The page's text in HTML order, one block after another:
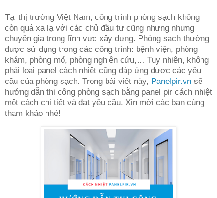
Tại thị trường Việt Nam, công trình phòng sạch không
còn quá xa lạ với các chủ đầu tư cũng nhưng nhưng
chuyên gia trong lĩnh vực xây dựng. Phòng sạch thường
được sử dụng trong các công trình: bệnh viện, phòng
khám, phòng mổ, phòng nghiên cứu,… Tuy nhiên, không
phải loại panel cách nhiệt cũng đáp ứng được các yêu
cầu của phòng sạch. Trong bài viết này, Panelpir.vn sẽ
hướng dẫn thi công phòng sạch bằng panel pir cách nhiệt
một cách chi tiết và đạt yêu cầu. Xin mời các bạn cùng
tham khảo nhé!